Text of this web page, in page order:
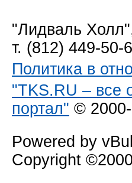
"Лидваль
т. (812) 449-
Политика в
"TKS.RU – все
портал" ©
Powered by
Copyright